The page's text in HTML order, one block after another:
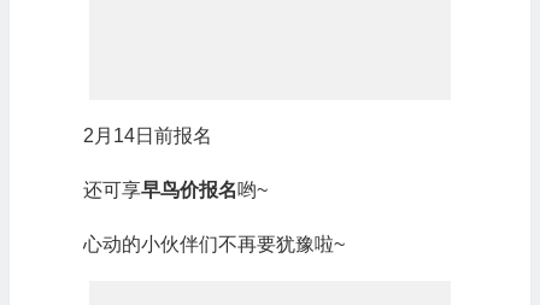
2月14日前报名
还可享早鸟价报名哟~
心动的小伙伴们不再要犹豫啦~